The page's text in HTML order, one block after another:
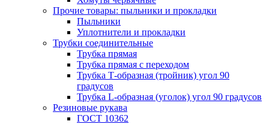
Прочие товары: пыльники и прокладки
Пыльники
Уплотнители и прокладки
Трубки соединительные
Трубка прямая
Трубка прямая с переходом
Трубка Т-образная (тройник) угол 90
градусов
Трубка L-образная (уголок) угол 90 градусов
Резиновые рукава
ГОСТ 10362